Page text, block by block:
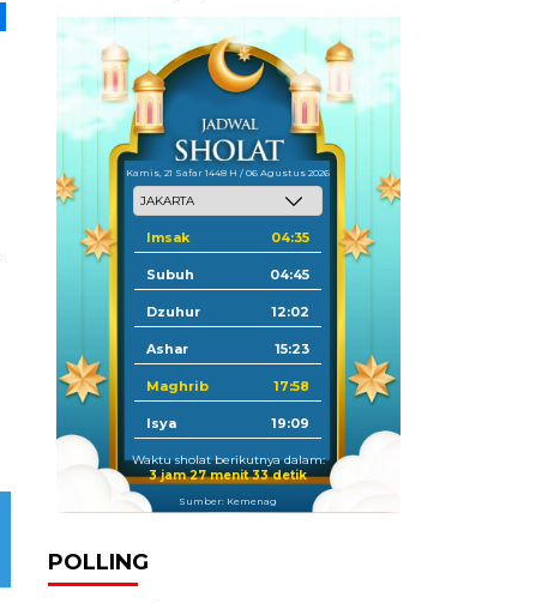
Kamis, 21 Safar 1448 H / 06 Agustus 2026
Imsak 04:35
Subuh 04:45
Dzuhur 12:02
Ashar 15:23
Maghrib 17:58
Isya 19:09
Waktu sholat berikutnya dalam:
3 jam 27 menit 31 detik
Sumber: Kemenag
POLLING